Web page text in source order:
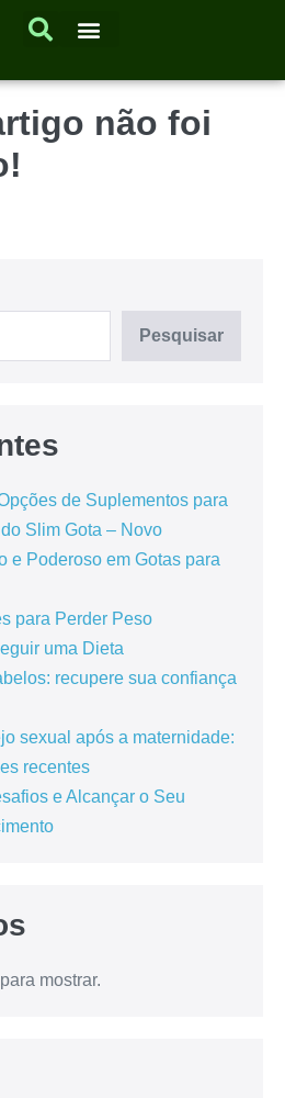
não foi
Pesquisar
de Suplementos para
Slim Gota – Novo
e Poderoso em Gotas para
para Perder Peso
uma Dieta
recupere sua confiança
sexual após a maternidade:
recentes
e Alcançar o Seu
mostrar.